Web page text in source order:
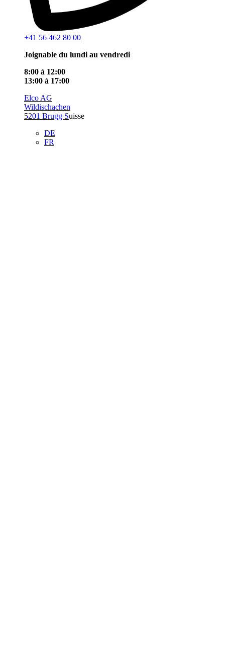
+41 56 462 80 00
Joignable du lundi au vendredi
8:00 à 12:00
13:00 à 17:00
Elco AG
Wildischachen
5201 Brugg Suisse
DE
FR